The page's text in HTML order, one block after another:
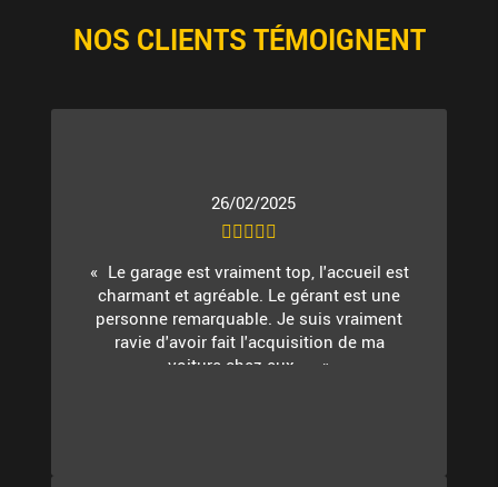
NOS CLIENTS TÉMOIGNENT
26/02/2025
Le garage est vraiment top, l'accueil est
charmant et agréable. Le gérant est une
personne remarquable. Je suis vraiment
ravie d'avoir fait l'acquisition de ma
voiture chez eux. ...